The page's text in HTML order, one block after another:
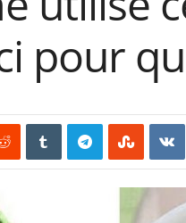
pour